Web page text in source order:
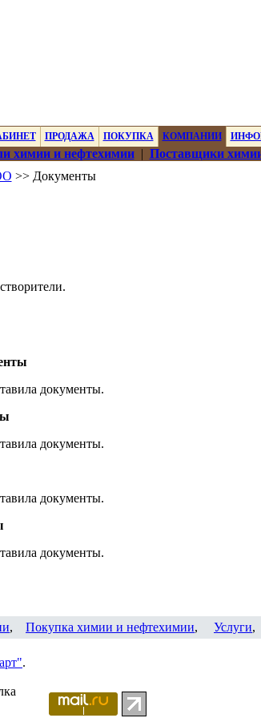
ПРОДАЖА ПОКУПКА КОМПАНИИ
химии и нефтехимии| Поставщики
>> Документы
документы.
документы.
документы.
документы.
, Покупка химии и нефтехимии, Услуги
.